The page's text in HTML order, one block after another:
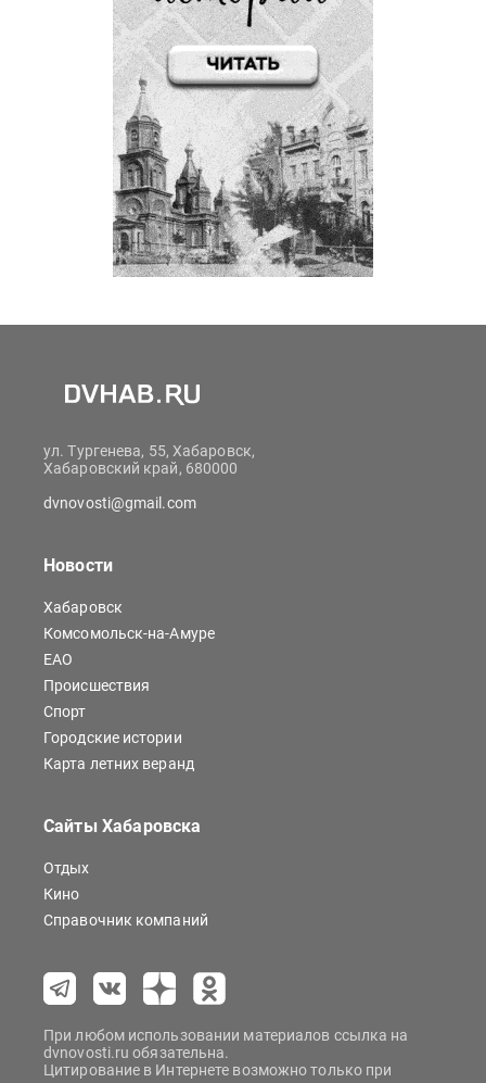
ул. Тургенева, 55, Хабаровск,
Хабаровский край, 680000
dvnovosti@gmail.com
Новости
Хабаровск
Комсомольск-на-Амуре
ЕАО
Происшествия
Спорт
Городские истории
Карта летних веранд
Сайты Хабаровска
Отдых
Кино
Справочник компаний
При любом использовании материалов ссылка на
dvnovosti.ru обязательна.
Цитирование в Интернете возможно только при